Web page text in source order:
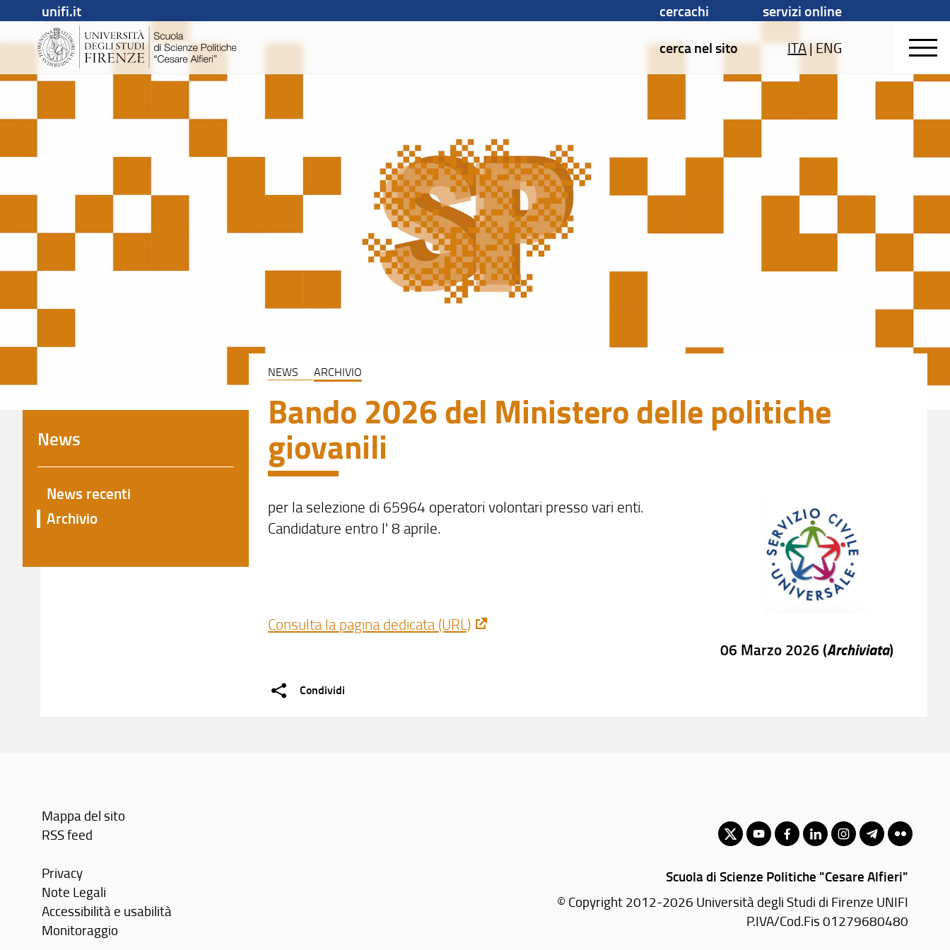
unifi.it cercachi
servizi online
cerca nel sito
ITA|ENG
NEWS ARCHIVIO
Bando 2026 del Ministero delle politiche
giovanili
per la selezione di 65964 operatori volontari presso vari enti.
Candidature entro l' 8 aprile.
Consulta la pagina dedicata (URL)
06 Marzo 2026 (Archiviata)
Condividi
News
News recenti
Archivio
Mappa del sito
RSS feed
Privacy
Note Legali
Accessibilità e usabilità
Monitoraggio
Scuola di Scienze Politiche "Cesare Alfieri"
© Copyright 2012-2026 Università degli Studi di Firenze UNIFI
P.IVA/Cod.Fis 01279680480